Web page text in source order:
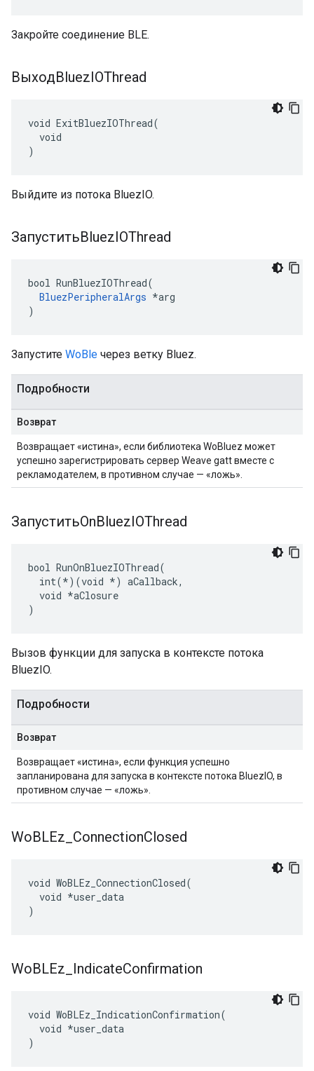
Закройте соединение BLE.
ВыходBluezIOThread
void ExitBluezIOThread(
  void
)
Выйдите из потока BluezIO.
ЗапуститьBluezIOThread
bool RunBluezIOThread(
BluezPeripheralArgs *arg
)
Запустите WoBle через ветку Bluez.
Подробности
Возврат
Возвращает «истина», если библиотека WoBluez может
успешно зарегистрировать сервер Weave gatt вместе с
рекламодателем, в противном случае — «ложь».
ЗапуститьOnBluezIOThread
bool RunOnBluezIOThread(
  int(*)(void *) aCallback,
  void *aClosure
)
Вызов функции для запуска в контексте потока
BluezIO.
Подробности
Возврат
Возвращает «истина», если функция успешно
запланирована для запуска в контексте потока BluezIO, в
противном случае — «ложь».
WoBLEz ConnectionClosed
void WoBLEz_ConnectionClosed(
  void *user_data
)
WoBLEz IndicateConfirmation
void WoBLEz_IndicationConfirmation(
  void *user_data
)